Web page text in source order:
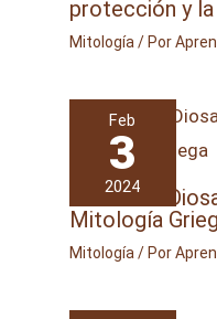
protección y
Mitología / Por
Feb
3
2024
Temis: La
Mitología
Mitología / Por